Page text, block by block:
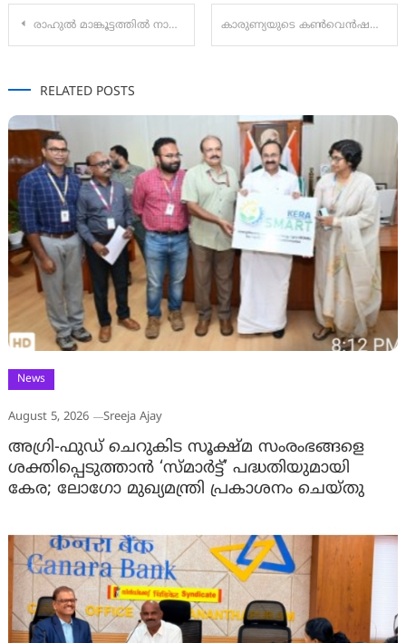
Post
രാഹുൽ മാങ്കൂട്ടത്തിൽ നാളെ വോട്ട് ചെയ്യാൻ പാലക്കാട് എത്തിയേക്കും; മുൻകൂര്‍ ജാമ്യത്തിനെതിരെ അപ്പീൽ നൽകാൻ പ്രോസിക്യൂഷൻ കാരുണ്യയുടെ കൺവെൻഷനും, മോട്ടിവേഷൻ ക്ലാസും
RELATED POSTS
News
August 5, 2026 Sreeja Ajay
അഗ്രി-ഫുഡ് ചെറുകിട സൂക്ഷ്മ സംരംഭങ്ങളെ
ശക്തിപ്പെടുത്താന്‍ ‘സ്മാര്‍ട്ട്’ പദ്ധതിയുമായി
കേര; ലോഗോ മുഖ്യമന്ത്രി പ്രകാശനം ചെയ്തു